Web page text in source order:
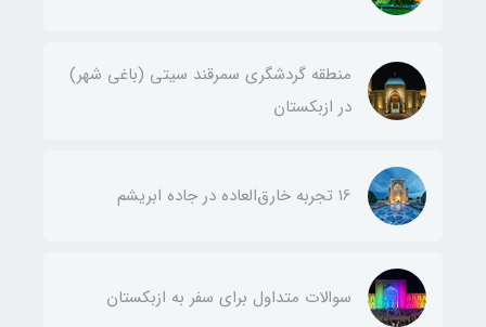
منطقه گردشگری سمرقند سیتی (باغی شهر)
در ازبکستان
۱6 تجربه خارق‌العاده در جاده ابریشم
سوالات متداول برای سفر به ازبکستان